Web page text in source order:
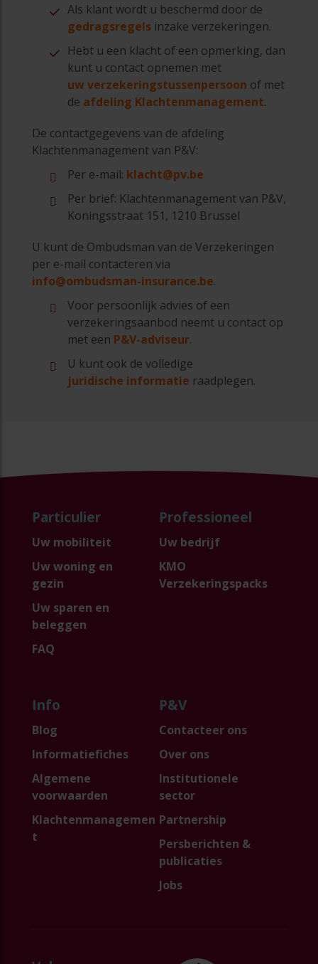
Als klant wordt u beschermd door de
gedragsregels inzake verzekeringen.
Hebt u een klacht of een opmerking, dan
kunt u contact opnemen met
uw verzekeringstussenpersoon of met
de afdeling Klachtenmanagement.
De contactgegevens van de afdeling
Klachtenmanagement van P&V:
Per e-mail: klacht@pv.be
Per brief: Klachtenmanagement van P&V,
Koningsstraat 151, 1210 Brussel
U kunt de Ombudsman van de Verzekeringen
per e-mail contacteren via
info@ombudsman-insurance.be.
Voor persoonlijk advies of een
verzekeringsaanbod neemt u contact op
met een P&V-adviseur.
U kunt ook de volledige
juridische informatie raadplegen.
Particulier
Uw mobiliteit
Uw woning en
gezin
Uw sparen en
beleggen
FAQ
Professioneel
Uw bedrijf
KMO
Verzekeringspacks
Info
Blog
Informatiefiches
Algemene
voorwaarden
Klachtenmanagemen
t
P&V
Contacteer ons
Over ons
Institutionele
sector
Partnership
Persberichten &
publicaties
Jobs